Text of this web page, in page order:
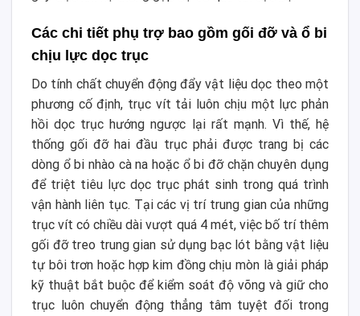
Các chi tiết phụ trợ bao gồm gối đỡ và ổ bi
chịu lực dọc trục
Do tính chất chuyển động đẩy vật liệu dọc theo một
phương cố định, trục vít tải luôn chịu một lực phản
hồi dọc trục hướng ngược lại rất mạnh. Vì thế, hệ
thống gối đỡ hai đầu trục phải được trang bị các
dòng ổ bi nhào cà na hoặc ổ bi đỡ chặn chuyên dụng
để triệt tiêu lực dọc trục phát sinh trong quá trình
vận hành liên tục. Tại các vị trí trung gian của những
trục vít có chiều dài vượt quá 4 mét, việc bố trí thêm
gối đỡ treo trung gian sử dụng bạc lót bằng vật liệu
tự bôi trơn hoặc hợp kim đồng chịu mòn là giải pháp
kỹ thuật bắt buộc để kiểm soát độ võng và giữ cho
trục luôn chuyển động thẳng tâm tuyệt đối trong